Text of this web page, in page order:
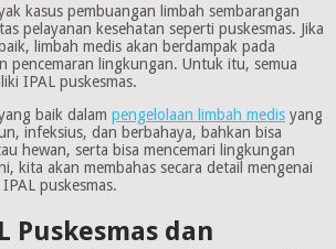
kasus pembuangan limbah sembarangan
pelayanan kesehatan seperti puskesmas. Jika
limbah medis akan berdampak pada
pencemaran lingkungan. Untuk itu, semua
IPAL puskesmas.
baik dalam pengelolaan limbah medis yang
infeksius, dan berbahaya, bahkan bisa
hewan, serta bisa mencemari lingkungan
kita akan membahas secara detail mengenai
puskesmas.
Puskesmas dan